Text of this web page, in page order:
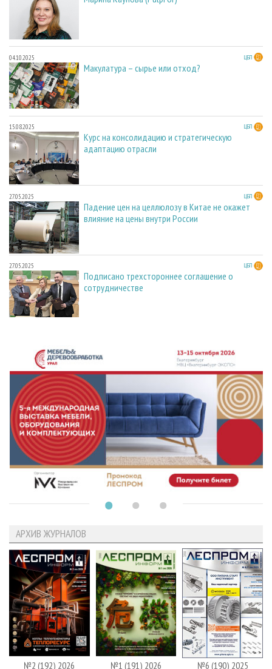
04.10.2025 ЦБП
Макулатура – сырье или отход?
15.08.2025 ЦБП
Курс на консолидацию и стратегическую
адаптацию отрасли
27.05.2025 ЦБП
Падение цен на целлюлозу в Китае не окажет
влияние на цены внутри России
27.05.2025 ЦБП
Подписано трехстороннее соглашение о
сотрудничестве
АРХИВ ЖУРНАЛОВ
№2 (192) 2026 №1 (191) 2026 №6 (190) 2025